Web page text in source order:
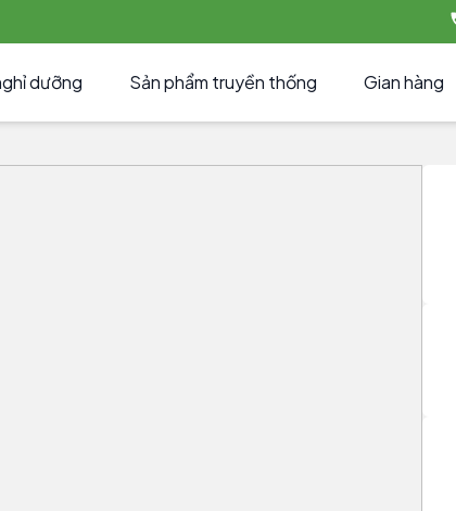
dưỡng Sản phẩm truyền thống Gian hàng